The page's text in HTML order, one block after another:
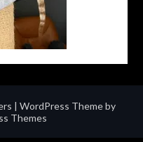
| WordPress Theme by
Themes